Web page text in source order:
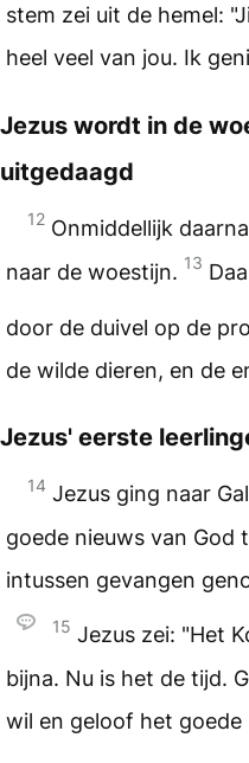
stem zei uit de hemel:
heel veel van jou. Ik
Jezus wordt in de
uitgedaagd
12 Onmiddellijk
naar de woestijn. 13
door de duivel op de
de wilde dieren, en de
Jezus' eerste
14 Jezus ging naar
goede nieuws van God
intussen gevangen
15 Jezus zei: "Het
bijna. Nu is het de tijd.
wil en geloof het goede